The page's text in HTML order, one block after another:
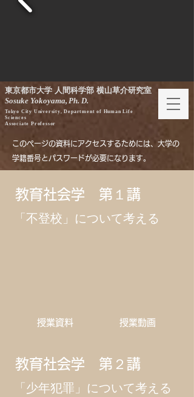
東京都市大学 人間科学部 横山草介研究室
Sosuke Yokoyama, Ph. D.
Tokyo City University, Department of Human Life
Sciences
Associate Professor
このページの資料にアクセスするためには、 大学の
学籍番号とパスワードが必要になります。
教育社会学 第１講
「不登校」について考える
​授業資料 ​授業動画
教育社会学 第２講
「少年犯罪」について考える